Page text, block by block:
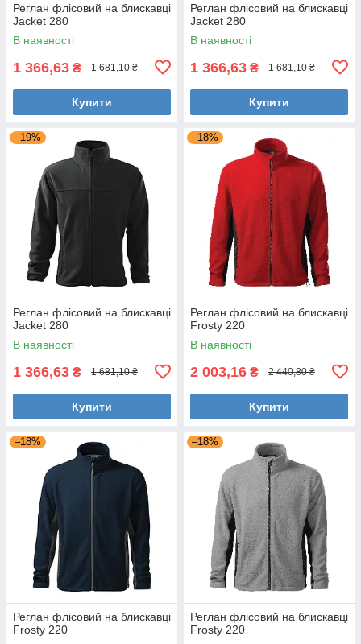
Реглан флісовий на блискавці
Jacket 280
В наявності
1 366,63 ₴ 1 681,10 ₴
Купити
Реглан флісовий на блискавці
Jacket 280
В наявності
1 366,63 ₴ 1 681,10 ₴
Купити
–19%
Реглан флісовий на блискавці
Jacket 280
В наявності
1 366,63 ₴ 1 681,10 ₴
Купити
–18%
Реглан флісовий на блискавці
Frosty 220
В наявності
2 003,16 ₴ 2 440,80 ₴
Купити
–18%
Реглан флісовий на блискавці
Frosty 220
–18%
Реглан флісовий на блискавці
Frosty 220